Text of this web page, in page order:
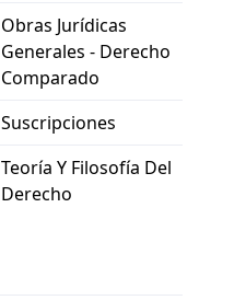
Obras Jurídicas
Generales - Derecho
Comparado
Suscripciones
Teoría Y Filosofía Del
Derecho